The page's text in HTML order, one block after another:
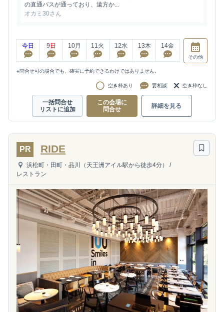
の直通バスが通っており、遠方か...
オカミ30さん
今日 9 日 10月 11火 12水 13木 14金
その他
※問合せ可の場合でも、確実に予約できるわけではありません。
空き枠あり 要相談 空き枠なし
一括問合せ
リストに追加
この会場に
問合せ
詳細を見る
PR RIDE
浜松町・田町・品川（天王洲アイル駅から徒歩4分）
/
レストラン